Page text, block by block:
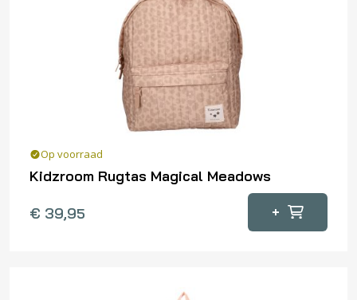
Op voorraad
Kidzroom Rugtas Magical Meadows
€ 39,95 +